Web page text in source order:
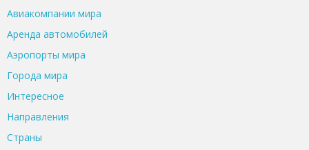
Авиакомпании мира
Аренда автомобилей
Аэропорты мира
Города мира
Интересное
Направления
Страны